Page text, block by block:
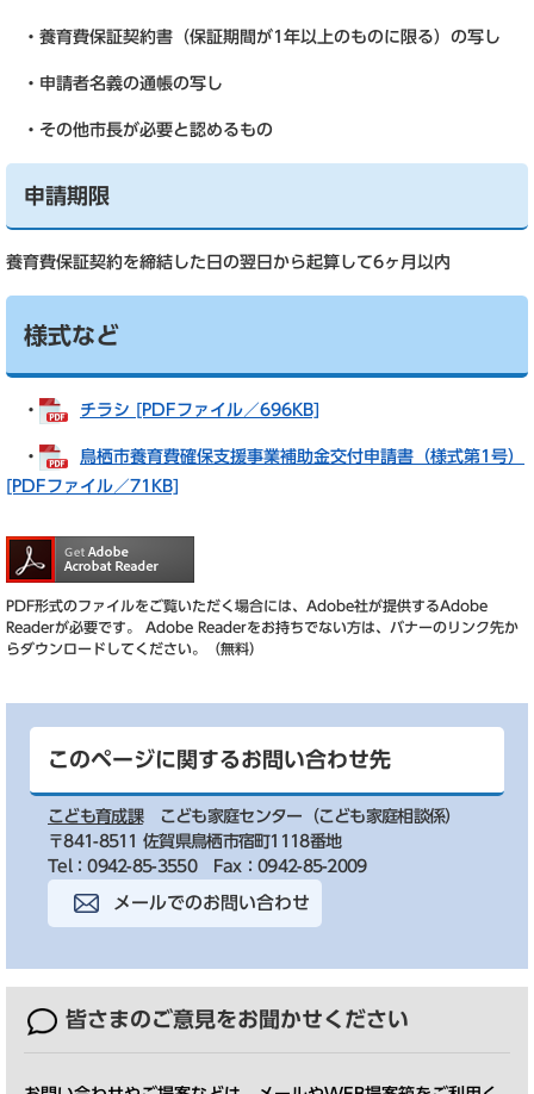
・養育費保証契約書（保証期間が1年以上のものに限る）の写し
・申請者名義の通帳の写し
・その他市長が必要と認めるもの
申請期限
養育費保証契約を締結した日の翌日から起算して6ヶ月以内
様式など
・ チラシ [PDFファイル／696KB]
・
鳥栖市養育費確保支援事業補助金交付申請書（様式第1号）
[PDFファイル／71KB]
PDF形式のファイルをご覧いただく場合には、Adobe社が提供するAdobe
Readerが必要です。
Adobe Readerをお持ちでない方は、バナーのリンク先か
らダウンロードしてください。（無料）
このページに関するお問い合わせ先
こども育成課
こども家庭センター（こども家庭相談係）
〒841-8511 佐賀県鳥栖市宿町1118番地
Tel：0942-85-3550
Fax：0942-85-2009
メールでのお問い合わせ
皆さまのご意見をお聞かせください